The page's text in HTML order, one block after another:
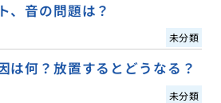
、音の問題は？
未分類
は何？放置するとどうなる？
未分類